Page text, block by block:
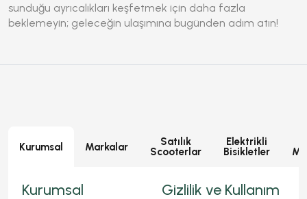
sunduğu ayrıcalıkları keşfetmek için daha fazla
beklemeyin; geleceğin ulaşımına bugünden adım atın!
Kurumsal Markalar
Satılık
Scooterlar
Elektrikli
Bisikletler
Kurumsal Gizlilik ve Kullanım